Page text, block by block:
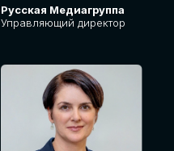
Русская Медиагруппа
Управляющий директор